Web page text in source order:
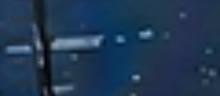
Motos
Rallye
Classic
Divers